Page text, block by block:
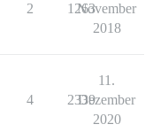
2 1263
November
2018
4 2339
11.
Dezember
2020